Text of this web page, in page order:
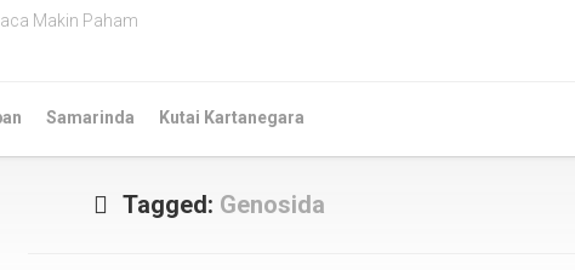
Makin Paham
Samarinda Kutai Kartanegara
Tagged: Genosida